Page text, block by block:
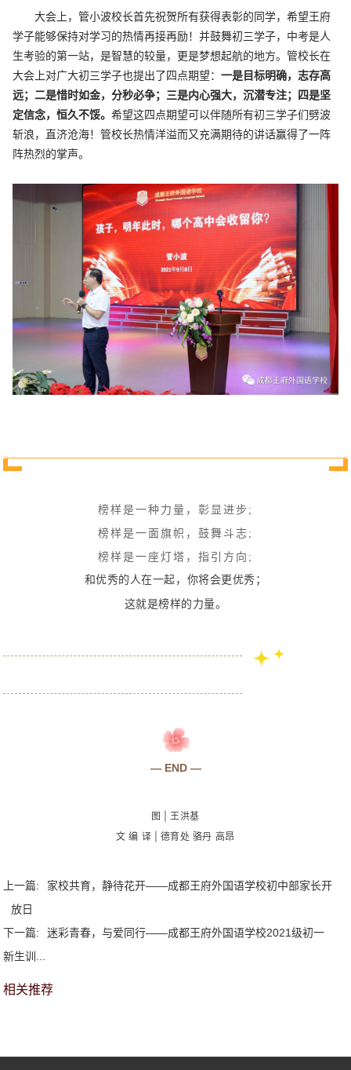
大会上，管小波校长首先祝贺所有获得表彰的同学，希望王府
学子能够保持对学习的热情再接再励！并鼓舞初三学子，中考是人
生考验的第一站，是智慧的较量，更是梦想起航的地方。管校长在
大会上对广大初三学子也提出了四点期望：一是目标明确，志存高
远；二是惜时如金，分秒必争；三是内心强大，沉潜专注；四是坚
定信念，恒久不馁。希望这四点期望可以伴随所有初三学子们劈波
斩浪，直济沧海！管校长热情洋溢而又充满期待的讲话赢得了一阵
阵热烈的掌声。
榜样是一种力量，彰显进步;
榜样是一面旗帜，鼓舞斗志;
榜样是一座灯塔，指引方向;
和优秀的人在一起， 你将会更优秀；
这就是榜样的力量。
— END —
图 | 王洪基
文 编 译 | 德育处 骆丹 高昂
上一篇:
家校共育，静待花开——成都王府外国语学校初中部家长开
放日
下一篇:
迷彩青春，与爱同行——成都王府外国语学校2021级初一
新生训...
相关推荐